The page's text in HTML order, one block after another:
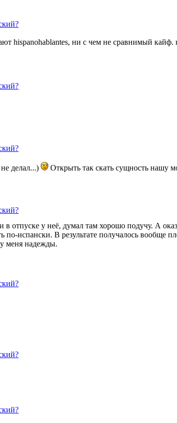
hispanohablantes, ни с чем не сравнимый
делал...) Открыть так скать сущность нашу
отпуске у неё, думал там хорошо подучу. А
испански. В результате получалось вообще
меня надежды.